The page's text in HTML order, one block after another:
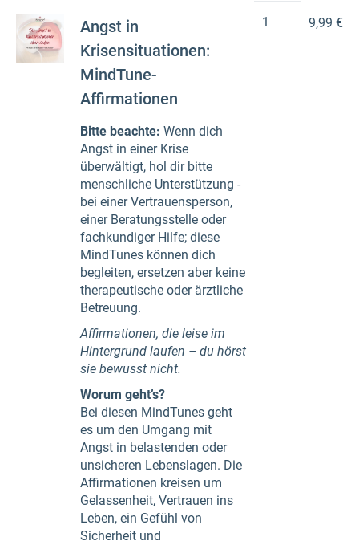
Angst in
Krisensituationen:
MindTune-
Affirmationen
Bitte beachte: Wenn dich
Angst in einer Krise
überwältigt, hol dir bitte
menschliche Unterstützung -
bei einer Vertrauensperson,
einer Beratungsstelle oder
fachkundiger Hilfe; diese
MindTunes können dich
begleiten, ersetzen aber keine
therapeutische oder ärztliche
Betreuung.
Affirmationen, die leise im
Hintergrund laufen – du hörst
sie bewusst nicht.
Worum geht’s?
Bei diesen MindTunes geht
es um den Umgang mit
Angst in belastenden oder
unsicheren Lebenslagen. Die
Affirmationen kreisen um
Gelassenheit, Vertrauen ins
Leben, ein Gefühl von
Sicherheit und
1 9,99 €